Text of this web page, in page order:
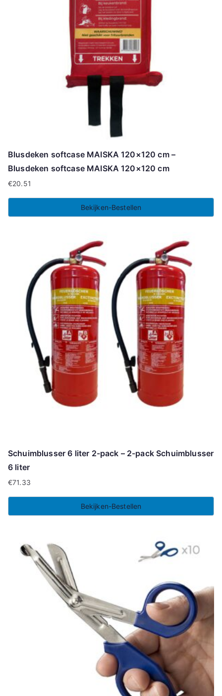
Blusdeken softcase MAISKA 120×120 cm –
Blusdeken softcase MAISKA 120×120 cm
€20.51
Bekijken-Bestellen
Schuimblusser 6 liter 2-pack – 2-pack Schuimblusser
6 liter
€71.33
Bekijken-Bestellen